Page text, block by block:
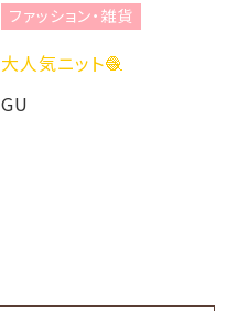
ファッション・雑貨
大人気ニット🧶
GU